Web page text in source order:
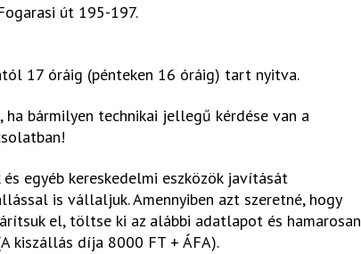
út 195-197.
17 óráig (pénteken 16 óráig) tart nyitva.
, ha bármilyen technikai jellegű kérdése van a
egyéb kereskedelmi eszközök javítását
is vállaljuk. Amennyiben azt szeretné, hogy
el, töltse ki az alábbi adatlapot és hamarosan
kiszállás díja 8000 FT + ÁFA).